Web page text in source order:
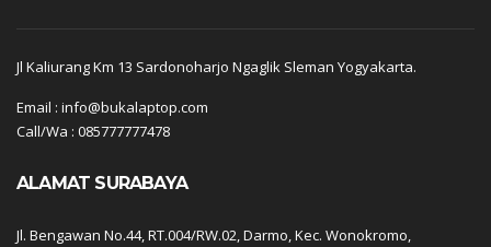
Jl Kaliurang Km 13 Sardonoharjo Ngaglik Sleman Yogyakarta.
Email : info@bukalaptop.com
Call/Wa : 085777777478
ALAMAT SURABAYA
Jl. Bengawan No.44, RT.004/RW.02, Darmo, Kec. Wonokromo,